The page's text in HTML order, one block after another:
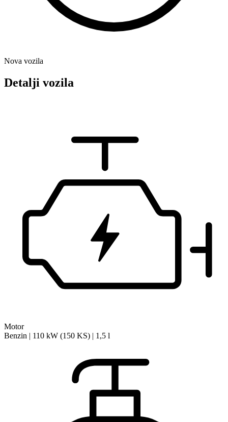
Nova vozila
Detalji vozila
Motor
Benzin | 110 kW (150 KS) | 1,5 l